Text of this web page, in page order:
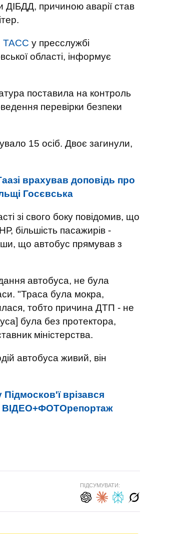
ДІБДД, причиною аварії став
ТАСС у пресслужбі
області, інформує
поставила на контроль
перевірки безпеки
15 осіб. Двоє загинули,
врахував доповідь про
Госєвська
зі свого боку повідомив, що
більшість пасажирів -
що автобус прямував з
автобуса, не була
"Траса була мокра,
тобто причина ДТП - не
була без протектора,
міністерства.
автобуса живий, він
врізався
ВІДЕО+ФОТОрепортаж
ПІДСУМУВАТИ: